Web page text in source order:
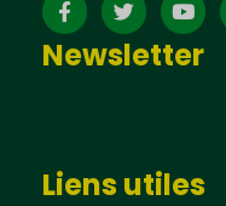
Newsletter
Liens utiles